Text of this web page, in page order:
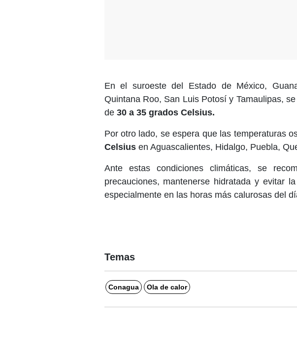
En el suroeste del Estado de México,
Quintana Roo, San Luis Potosí y Tamaulipas,
de 30 a 35 grados Celsius.
Por otro lado, se espera que las temperaturas
Celsius en Aguascalientes, Hidalgo, Puebla,
Ante estas condiciones climáticas, se
precauciones, mantenerse hidratada y evitar
especialmente en las horas más calurosas del
Temas
Conagua Ola de calor